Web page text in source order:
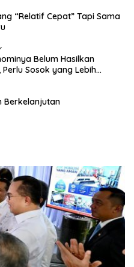
“Relatif Cepat” Tapi Sama
Belum Hasilkan
Sosok yang Lebih
Berkelanjutan